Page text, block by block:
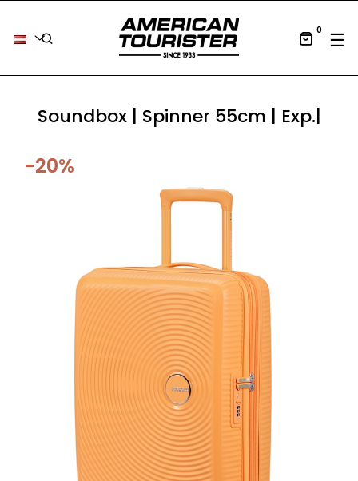
0 ☰
Soundbox | Spinner 55cm | Exp.|
-20%